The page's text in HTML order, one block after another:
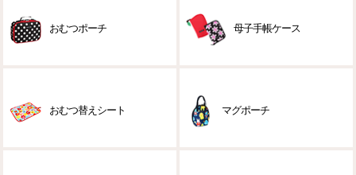
おむつポーチ 母子手帳ケース
おむつ替えシート マグポーチ